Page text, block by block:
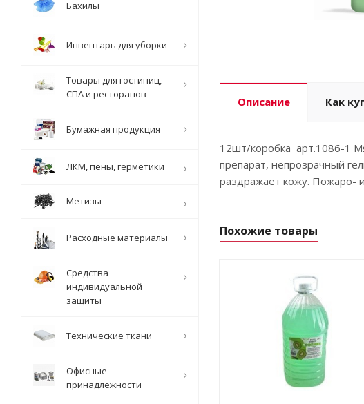
Описание Как
12шт/коробка арт.1086-1
препарат, непрозрачный
раздражает кожу. Пожаро-
Похожие товары
Бахилы
Инвентарь для уборки
Товары для гостиниц,
СПА и ресторанов
Бумажная продукция
ЛКМ, пены, герметики
Метизы
Расходные материалы
Средства
индивидуальной
защиты
Технические ткани
Офисные
принадлежности